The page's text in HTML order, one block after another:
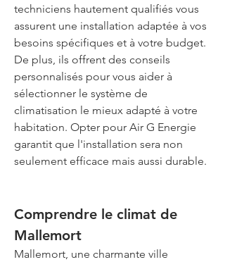
techniciens hautement qualifiés vous
assurent une installation adaptée à vos
besoins spécifiques et à votre budget.
De plus, ils offrent des conseils
personnalisés pour vous aider à
sélectionner le système de
climatisation le mieux adapté à votre
habitation. Opter pour Air G Energie
garantit que l'installation sera non
seulement efficace mais aussi durable.
Comprendre le climat de
Mallemort
Mallemort, une charmante ville